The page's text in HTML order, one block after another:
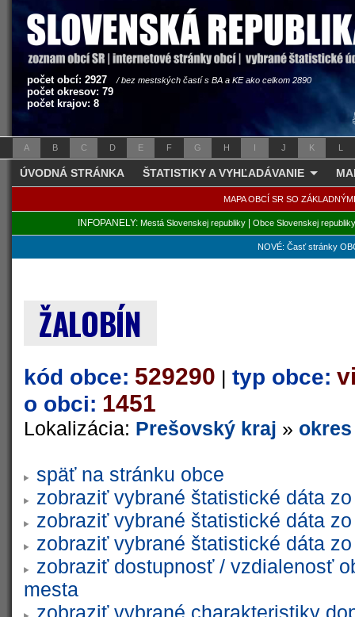
počet obcí: 2927 / bez mestských častí s BA a KE ako celkom 2890
počet okresov: 79
počet krajov: 8
A B C D E F G H I J K L
ÚVODNÁ STRÁNKA ŠTATISTIKY A VYHĽADÁVANIE
MAPA OBCÍ SR SO
INFOPANELY: Mestá Slovenskej republiky| Obce Slovenskej republiky
NOVÉ: Časť stránky
ŽALOBÍN
kód obce: 529290 | typ obce:
o obci: 1451
Lokalizácia: Prešovský kraj »
späť na stránku obce
zobraziť vybrané štatistické dáta
zobraziť vybrané štatistické dáta
zobraziť vybrané štatistické dáta
zobraziť dostupnosť / vzdialenosť
mesta
zobraziť vybrané charakteristiky